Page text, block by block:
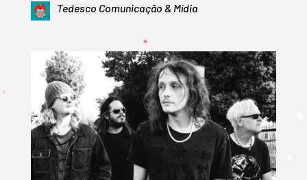
Tedesco Comunicação & Mídia